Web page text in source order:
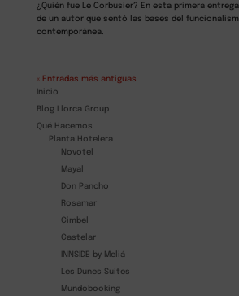
¿Quién fue Le Corbusier? En esta primera
de un autor que sentó las bases del
contemporánea.
« Entradas más antiguas
Inicio
Blog Llorca Group
Qué Hacemos
Planta Hotelera
Novotel
Mayal
Don Pancho
Rosamar
Cimbel
Castelar
INNSIDE by Meliá
Les Dunes Suites
Mundobooking